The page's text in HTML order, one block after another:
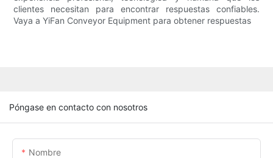
clientes necesitan para encontrar respuestas confiables.
Vaya a YiFan Conveyor Equipment para obtener respuestas
Póngase en contacto con nosotros
Nombre